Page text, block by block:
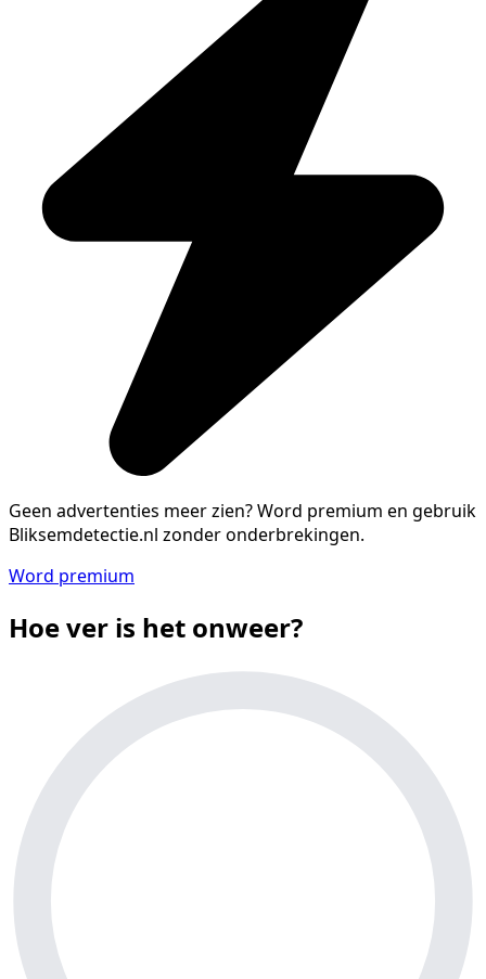
Geen advertenties meer zien?Word premium en gebruik
Bliksemdetectie.nl zonder onderbrekingen.
Word premium
Hoe ver is het onweer?